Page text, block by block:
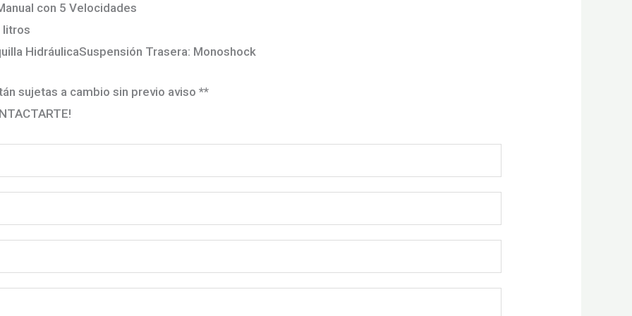
con 5 Velocidades
litros
HidráulicaSuspensión Trasera: Monoshock
sujetas a cambio sin previo aviso **